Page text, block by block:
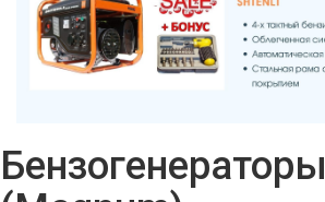
Бензогенераторы